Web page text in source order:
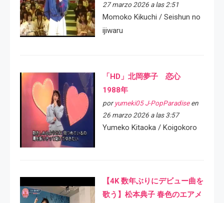
27 marzo 2026 a las 2:51
Momoko Kikuchi / Seishun no
ijiwaru
「HD」北岡夢子 恋心
1988年
por yumeki05 J-PopParadiseen
26 marzo 2026 a las 3:57
Yumeko Kitaoka / Koigokoro
【4K 数年ぶりにデビュー曲を
歌う】松本典子 春色のエアメ